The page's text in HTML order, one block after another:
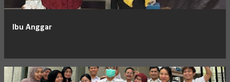
Ibu Anggar